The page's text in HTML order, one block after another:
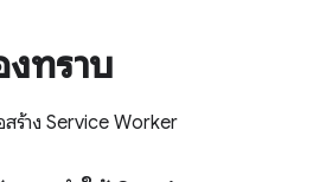
ทราบ
ร้าง Service Worker